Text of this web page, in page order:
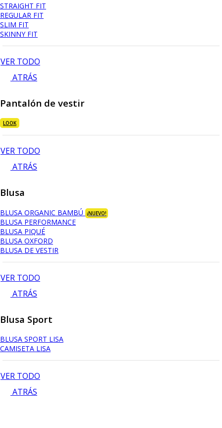
STRAIGHT FIT
REGULAR FIT
SLIM FIT
SKINNY FIT
VER TODO
ATRÁS
Pantalón de vestir
LOOK
VER TODO
ATRÁS
Blusa
BLUSA ORGANIC BAMBÚ ¡NUEVO!
BLUSA PERFORMANCE
BLUSA PIQUÉ
BLUSA OXFORD
BLUSA DE VESTIR
VER TODO
ATRÁS
Blusa Sport
BLUSA SPORT LISA
CAMISETA LISA
VER TODO
ATRÁS